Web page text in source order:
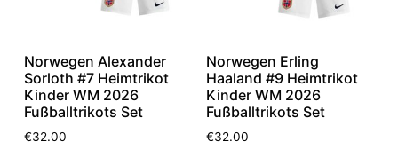
Norwegen Alexander
Sorloth #7 Heimtrikot
Kinder WM 2026
Fußballtrikots Set
€32.00
Norwegen Erling
Haaland #9 Heimtrikot
Kinder WM 2026
Fußballtrikots Set
€32.00